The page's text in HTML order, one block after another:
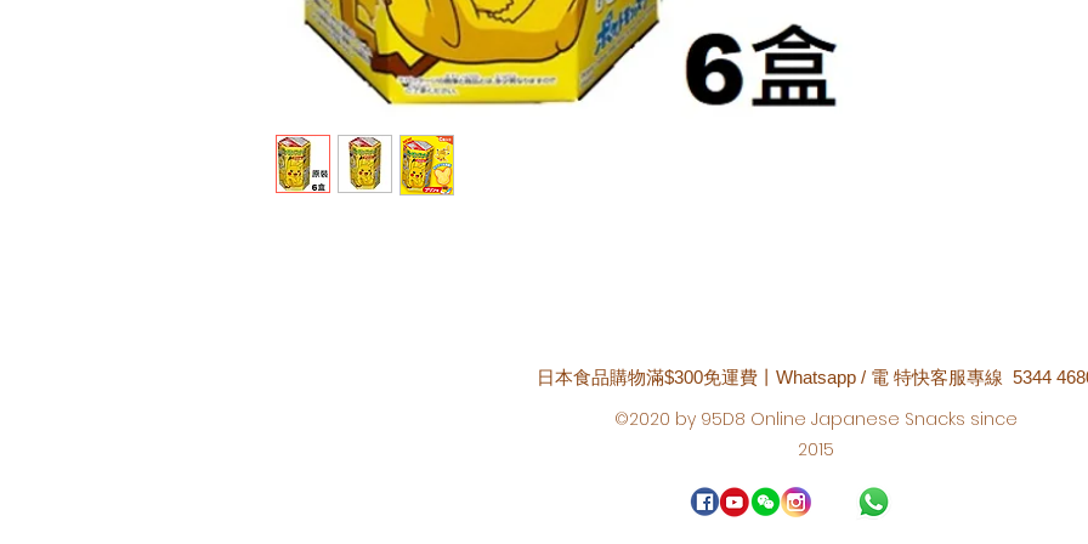
日本食品購物滿$300免運費丨Whatsapp / 電 特快客服專線 5344
©2020 by 95D8 Online Japanese Snacks since
2015